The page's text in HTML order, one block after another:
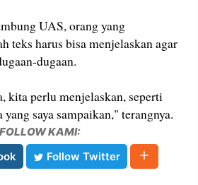
UAS, orang yang
teks harus bisa menjelaskan agar
dugaan.
kita perlu menjelaskan, seperti
yang saya sampaikan," terangnya.
FOLLOW KAMI:
Follow Twitter